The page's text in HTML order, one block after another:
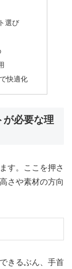
選び
快適化
が必要な理
す。ここを押さ
さや素材の方向
きるぶん、手首